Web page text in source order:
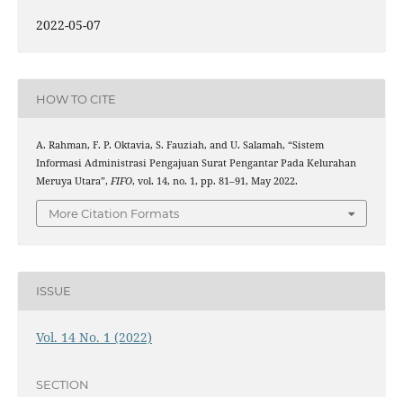
2022-05-07
HOW TO CITE
A. Rahman, F. P. Oktavia, S. Fauziah, and U. Salamah, “Sistem
Informasi Administrasi Pengajuan Surat Pengantar Pada Kelurahan
Meruya Utara”, FIFO, vol. 14, no. 1, pp. 81–91, May 2022.
More Citation Formats
ISSUE
Vol. 14 No. 1 (2022)
SECTION